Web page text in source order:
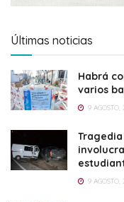
Últimas noticias
Habrá
varios
9 AGOSTO,
9 AGOSTO,